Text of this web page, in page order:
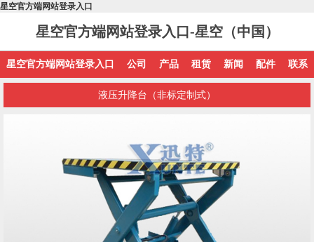
星空官方端网站登录入口
星空官方端网站登录入口-星空（中国）
星空官方端网站登录入口 公司 产品 租赁 新闻 配件 联系
液压升降台（非标定制式）